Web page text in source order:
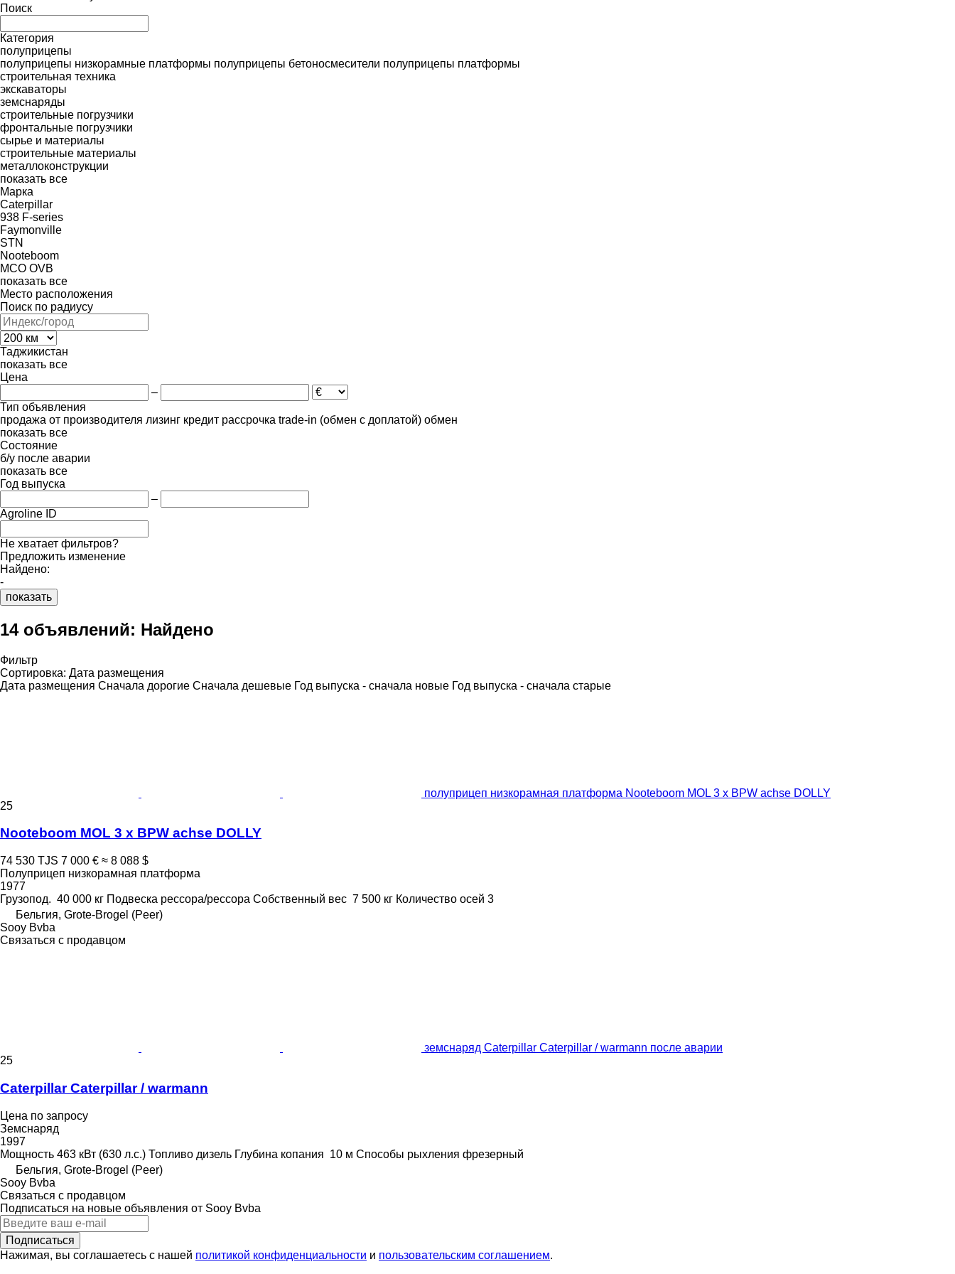
Поиск
Категория
полуприцепы
полуприцепы низкорамные платформы полуприцепы бетоносмесители полуприцепы платформы
строительная техника
экскаваторы
земснаряды
строительные погрузчики
фронтальные погрузчики
сырье и материалы
строительные материалы
металлоконструкции
показать все
Марка
Caterpillar
938 F-series
Faymonville
STN
Nooteboom
MCO OVB
показать все
Место расположения
Поиск по радиусу
Таджикистан
показать все
Цена
–
Тип объявления
продажа от производителя лизинг кредит рассрочка trade-in (обмен с доплатой) обмен
показать все
Состояние
б/у после аварии
показать все
Год выпуска
–
Agroline ID
Не хватает фильтров?
Предложить изменение
Найдено:
-
показать
14 объявлений: Найдено
Фильтр
Сортировка: Дата размещения
Дата размещения Сначала дорогие Сначала дешевые Год выпуска - сначала новые Год выпуска - сначала старые
полуприцеп низкорамная платформа Nooteboom MOL 3 x BPW achse DOLLY
25
Nooteboom MOL 3 x BPW achse DOLLY
74 530 TJS 7 000 € ≈ 8 088 $
Полуприцеп низкорамная платформа
1977
Грузопод. 40 000 кг Подвеска рессора/рессора Собственный вес 7 500 кг Количество осей 3
Бельгия, Grote-Brogel (Peer)
Sooy Bvba
Связаться с продавцом
земснаряд Caterpillar Caterpillar / warmann после аварии
25
Caterpillar Caterpillar / warmann
Цена по запросу
Земснаряд
1997
Мощность 463 кВт (630 л.с.) Топливо дизель Глубина копания 10 м Способы рыхления фрезерный
Бельгия, Grote-Brogel (Peer)
Sooy Bvba
Связаться с продавцом
Подписаться на новые объявления от Sooy Bvba
Подписаться
Нажимая, вы соглашаетесь с нашей политикой конфиденциальности и пользовательским соглашением.